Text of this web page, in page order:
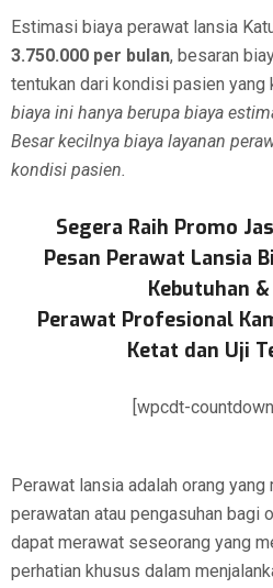
Estimasi biaya perawat lansia
3.750.000 per bulan, besaran
tentukan dari kondisi pasien yang
biaya ini hanya berupa biaya
Besar kecilnya biaya layanan
kondisi pasien.
Segera Raih Promo
Pesan Perawat Lansia
Kebutuhan
Perawat Profesional
Ketat dan Uji
[wpcdt-
Perawat lansia adalah orang yang
perawatan atau pengasuhan bagi
dapat merawat seseorang yang
perhatian khusus dalam